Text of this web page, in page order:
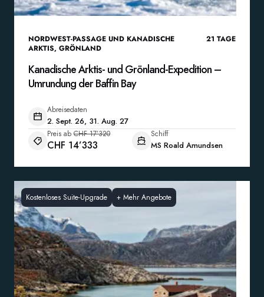
NORDWEST-PASSAGE UND KANADISCHE
ARKTIS, GRÖNLAND
21 TAGE
Kanadische Arktis- und Grönland-Expedition –
Umrundung der Baffin Bay
Abreisedaten
2. Sept. 26, 31. Aug. 27
Preis ab CHF 17’320
CHF 14’333
Schiff
MS Roald Amundsen
Kostenloses Suite-Upgrade + Mehr Angebote